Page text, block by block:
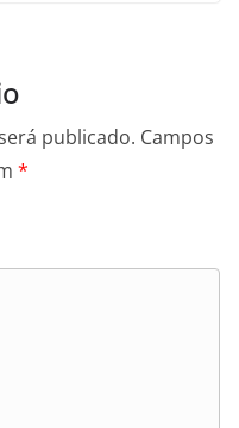
publicado. Campos
*